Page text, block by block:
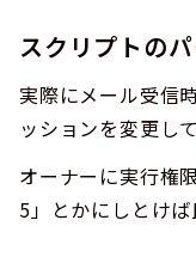
スクリプトの
実際にメール受信
ッションを変更し
オーナーに実行権
5」とかにしとけば